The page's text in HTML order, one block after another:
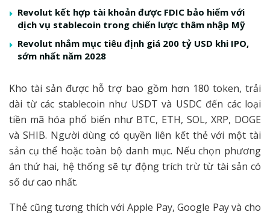
Revolut kết hợp tài khoản được FDIC bảo hiểm với
dịch vụ stablecoin trong chiến lược thâm nhập Mỹ
Revolut nhắm mục tiêu định giá 200 tỷ USD khi IPO,
sớm nhất năm 2028
Kho tài sản được hỗ trợ bao gồm hơn 180 token, trải
dài từ các stablecoin như USDT và USDC đến các loại
tiền mã hóa phổ biến như BTC, ETH, SOL, XRP, DOGE
và SHIB. Người dùng có quyền liên kết thẻ với một tài
sản cụ thể hoặc toàn bộ danh mục. Nếu chọn phương
án thứ hai, hệ thống sẽ tự động trích trừ từ tài sản có
số dư cao nhất.
Thẻ cũng tương thích với Apple Pay, Google Pay và cho